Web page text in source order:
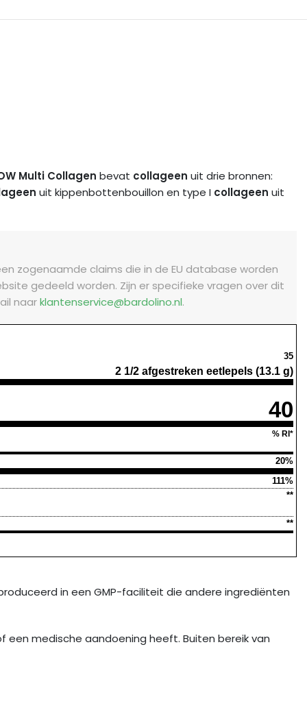
Multi Collagen bevat collageen uit drie bronnen:
uit kippenbottenbouillon en type I collageen uit
zogenaamde claims die in de EU database worden
gedeeld worden. Zijn er specifieke vragen over dit
naarklantenservice@bardolino.nl.
35
2 1/2 afgestreken eetlepels (13.1 g)
40
% RI*
20%
111%
**
**
in een GMP-faciliteit die andere ingrediënten
medische aandoening heeft. Buiten bereik van